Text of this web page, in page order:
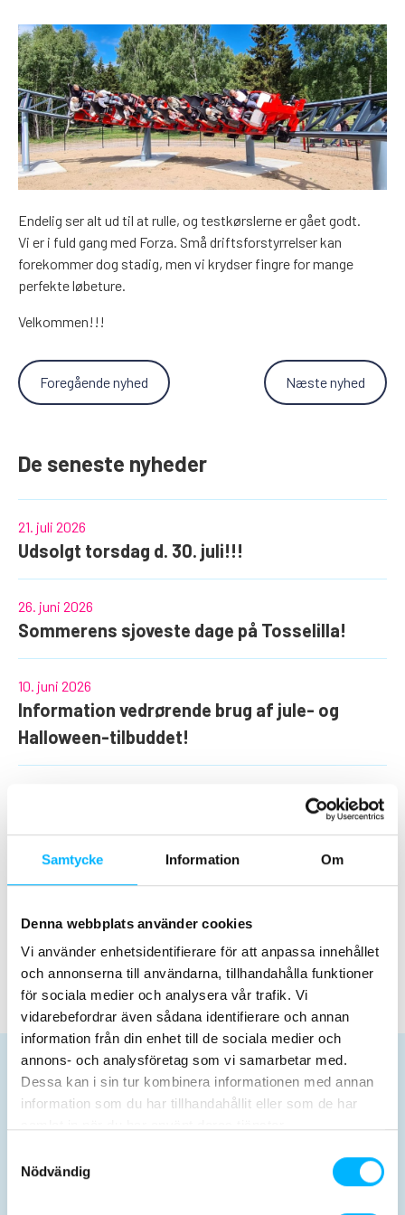
Samtycke Information Om
Denna webbplats använder cookies
Vi använder enhetsidentifierare för att anpassa innehållet
och annonserna till användarna, tillhandahålla funktioner
för sociala medier och analysera vår trafik. Vi
vidarebefordrar även sådana identifierare och annan
information från din enhet till de sociala medier och
annons- och analysföretag som vi samarbetar med.
Dessa kan i sin tur kombinera informationen med annan
information som du har tillhandahållit eller som de har
Nödvändig
Endelig ser alt ud til at rulle, og testkørslerne er gået godt.
Vi er i fuld gang med Forza. Små driftsforstyrrelser kan
forekommer dog stadig, men vi krydser fingre for mange
perfekte løbeture.
Velkommen!!!
Foregående nyhed Næste nyhed
De seneste nyheder
Udsolgt torsdag d. 30. juli!!!
21. juli 2026
Sommerens sjoveste dage på Tosselilla!
26. juni 2026
Information vedrørende brug af jule- og
Halloween-tilbuddet!
10. juni 2026
13. februar 2026
Nyhetsarkiv
Planera dit besøg